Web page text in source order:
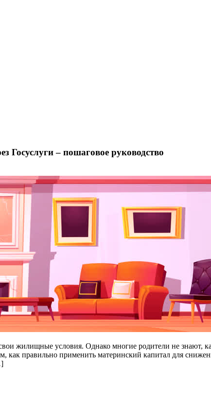
Госуслуги – пошаговое руководство
жилищные условия. Однако многие родители не знают,
как правильно применить материнский капитал для